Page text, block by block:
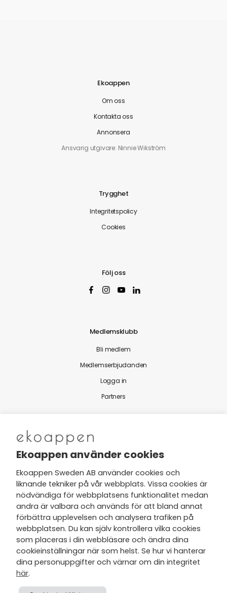
Ekoappen
Om oss
Kontakta oss
Annonsera
Ansvarig utgivare: Ninnie Wikström
Trygghet
Integritetspolicy
Cookies
Följ oss
Medlemsklubb
Bli medlem
Medlemserbjudanden
Logga in
Partners
Nytt från Ekoappen
Jag har tagit del av Ekoappens
personuppgifts- och
integritetspolicyoch tar gärna del
av nyheter, hälsotips och exklusiva
erbjudanden via min e-post.
Ekoappen använder cookies
Ekoappen Sweden AB använder cookies och
liknande tekniker på vår webbplats. Vissa cookies är
nödvändiga för webbplatsens funktionalitet medan
andra är valbara och används för att bland annat
förbättra upplevelsen och analysera trafiken på
webbplatsen. Du kan själv kontrollera vilka cookies
som placeras i din webbläsare och ändra dina
cookieinställningar när som helst. Se hur vi hanterar
dina personuppgifter och värnar om din integritet
här.